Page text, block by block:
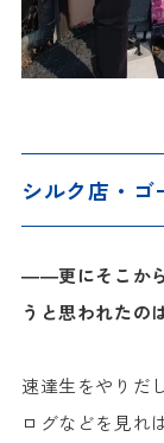
シルク店・ゴ
――更にそこか
うと思われたの
速達生をやりだ
ログなどを見れ